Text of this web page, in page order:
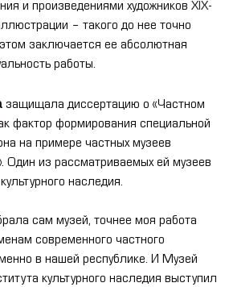
и произведениями художников XIX-
– такого до нее точно
заключается ее абсолютная
работы.
защищала диссертацию о «Частном
фактор формирования специальной
на примере частных музеев
Один из рассматриваемых ей музеев
наследия.
сам музей, точнее моя работа
современного частного
в нашей республике. И Музей
культурного наследия выступил